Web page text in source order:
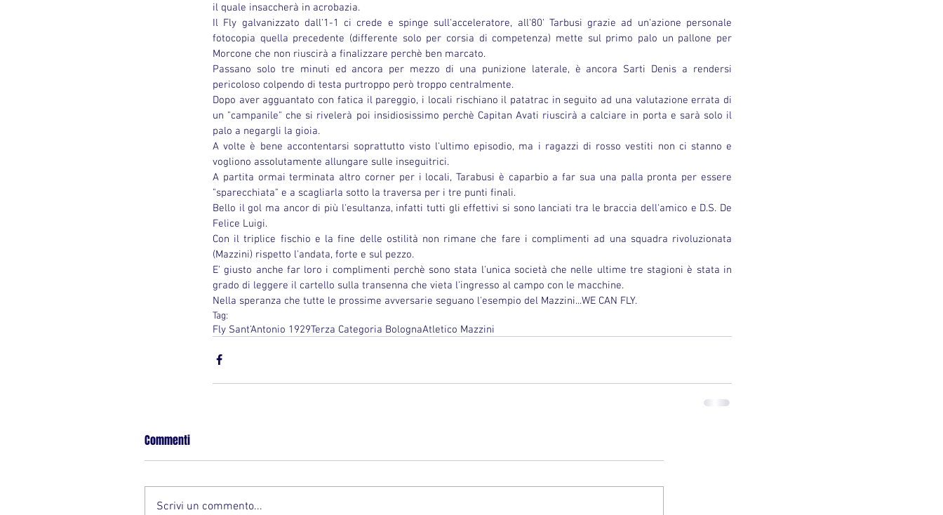
il quale insaccherà in acrobazia.
Il Fly galvanizzato dall'1-1 ci crede e spinge sull'acceleratore, all'80' Tarbusi grazie ad un'azione personale
fotocopia quella precedente (differente solo per corsia di competenza) mette sul primo palo un pallone per
Morcone che non riuscirà a finalizzare perchè ben marcato.
Passano solo tre minuti ed ancora per mezzo di una punizione laterale, è ancora Sarti Denis a rendersi
pericoloso colpendo di testa purtroppo però troppo centralmente.
Dopo aver agguantato con fatica il pareggio, i locali rischiano il patatrac in seguito ad una valutazione errata di
un "campanile" che si rivelerà poi insidiosissimo perchè Capitan Avati riuscirà a calciare in porta e sarà solo il
palo a negargli la gioia.
A volte è bene accontentarsi soprattutto visto l'ultimo episodio, ma i ragazzi di rosso vestiti non ci stanno e
vogliono assolutamente allungare sulle inseguitrici.
A partita ormai terminata altro corner per i locali, Tarabusi è caparbio a far sua una palla pronta per essere
"sparecchiata" e a scagliarla sotto la traversa per i tre punti finali.
Bello il gol ma ancor di più l'esultanza, infatti tutti gli effettivi si sono lanciati tra le braccia dell'amico e D.S. De
Felice Luigi.
Con il triplice fischio e la fine delle ostilità non rimane che fare i complimenti ad una squadra rivoluzionata
(Mazzini) rispetto l'andata, forte e sul pezzo.
E' giusto anche far loro i complimenti perchè sono stata l'unica società che nelle ultime tre stagioni è stata in
grado di leggere il cartello sulla transenna che vieta l'ingresso al campo con le macchine.
Nella speranza che tutte le prossime avversarie seguano l'esempio del Mazzini...WE CAN FLY.
Tag:
Fly Sant'Antonio 1929Terza Categoria BolognaAtletico Mazzini
Commenti
Scrivi un commento...